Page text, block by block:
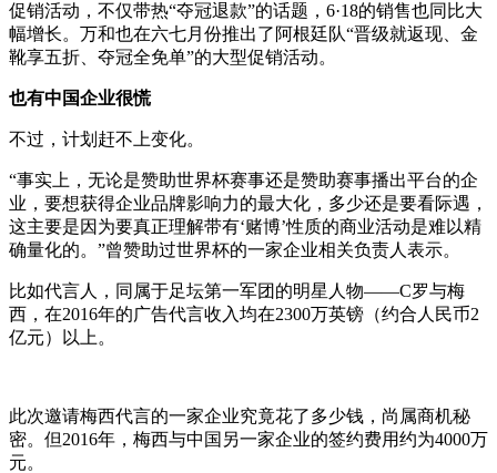
促销活动，不仅带热“夺冠退款”的话题，6·18的销售也同比大
幅增长。万和也在六七月份推出了阿根廷队“晋级就返现、金
靴享五折、夺冠全免单”的大型促销活动。
也有中国企业很慌
不过，计划赶不上变化。
“事实上，无论是赞助世界杯赛事还是赞助赛事播出平台的企
业，要想获得企业品牌影响力的最大化，多少还是要看际遇，
这主要是因为要真正理解带有‘赌博’性质的商业活动是难以精
确量化的。”曾赞助过世界杯的一家企业相关负责人表示。
比如代言人，同属于足坛第一军团的明星人物——C罗与梅
西，在2016年的广告代言收入均在2300万英镑（约合人民币2
亿元）以上。
此次邀请梅西代言的一家企业究竟花了多少钱，尚属商机秘
密。但2016年，梅西与中国另一家企业的签约费用约为4000万
元。